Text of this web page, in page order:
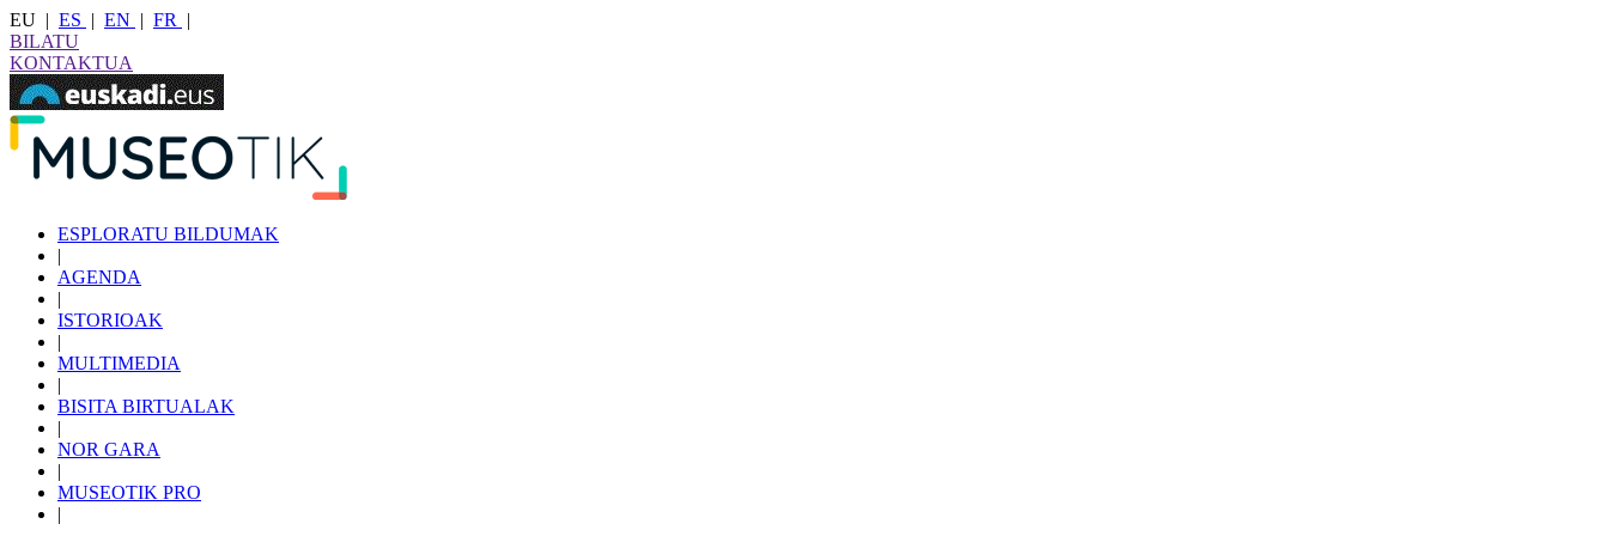
EU | ES | EN | FR
|
BILATU
KONTAKTUA
ESPLORATU BILDUMAK
|
AGENDA
|
ISTORIOAK
|
MULTIMEDIA
|
BISITA BIRTUALAK
|
NOR GARA
|
MUSEOTIK PRO
|